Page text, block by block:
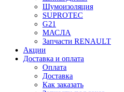
Шумоизоляция
SUPROTEC
G21
МАСЛА
Запчасти RENAULT
Акции
Доставка и оплата
Оплата
Доставка
Как заказать